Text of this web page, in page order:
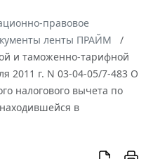
правовое
ленты ПРАЙМ
и таможенно-тарифной
2011 г. N 03-04-05/7-483 О
налогового вычета по
в